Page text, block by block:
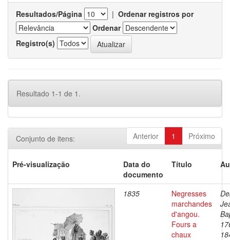
Resultados/Página | Ordenar registros por
Ordenar
Registro(s)
Resultado 1-1 de 1.
Anterior 1 Próximo
Conjunto de itens:
Pré-visualização
Data do
documento
Título
1835
Negresses
marchandes
d'angou.
Fours a
chaux